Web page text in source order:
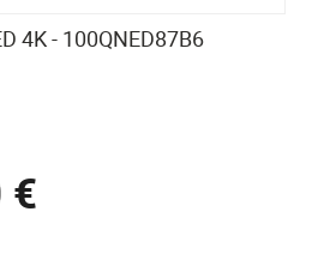
4K - 100QNED87B6
€